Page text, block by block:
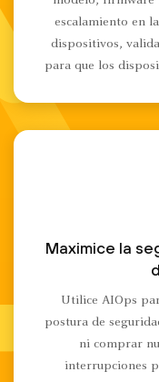
escalamiento en
dispositivos,
para que los
Maximice la
Utilice AIOps
postura de
ni comprar
interrupciones